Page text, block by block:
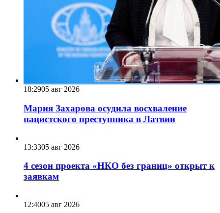
18:2905 авг 2026
Мария Захарова осудила восхваление
нацистского преступника в Латвии
13:3305 авг 2026
4 сезон проекта «НКО без границ» открыт к
заявкам
12:4005 авг 2026